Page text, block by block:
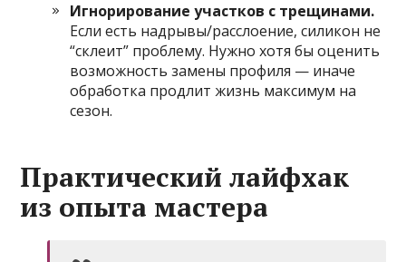
Игнорирование участков с трещинами.
Если есть надрывы/расслоение, силикон не
“склеит” проблему. Нужно хотя бы оценить
возможность замены профиля — иначе
обработка продлит жизнь максимум на
сезон.
Практический лайфхак
из опыта мастера